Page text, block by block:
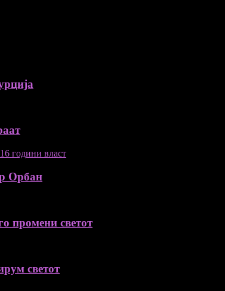
Орбан
промени светот
светот